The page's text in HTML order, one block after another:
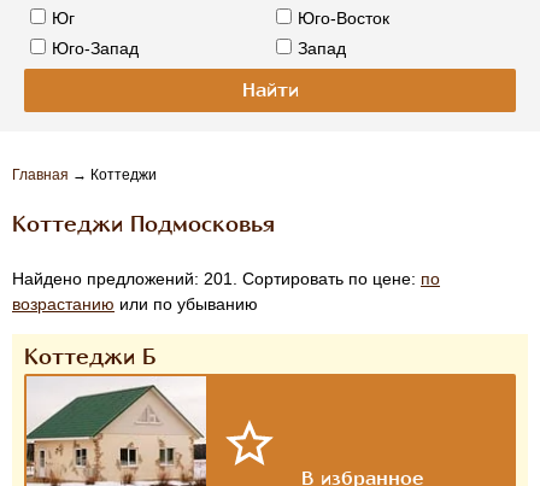
Юг
Юго-Восток
Юго-Запад
Запад
Главная → Коттеджи
Коттеджи Подмосковья
Найдено предложений: 201. Сортировать по цене: по
возрастанию или по убыванию
Коттеджи Б